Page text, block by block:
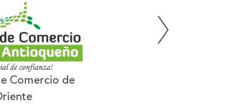
Comercio de